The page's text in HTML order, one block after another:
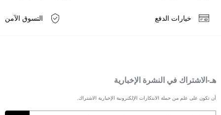
خيارات الدفع التسوق الآمن
هـ-الاشتراك في النشرة الإخبارية
أن تكون على علم من حملة الابتكارات الإلكترونية الإخبارية الاشتراك.